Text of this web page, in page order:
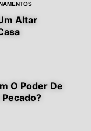
Altar
O Poder De